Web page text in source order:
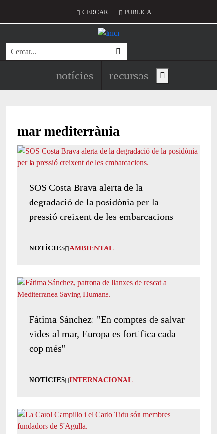
Menú del compte d'usuari
CERCAR PUBLICA
Cerca
Navegació principal de
notícies recursos Show main menu
mar mediterrània
SOS Costa Brava alerta de la
degradació de la posidònia per la
pressió creixent de les embarcacions
NOTÍCIES AMBIENTAL
Fátima Sánchez: "En comptes de salvar
vides al mar, Europa es fortifica cada
cop més"
NOTÍCIES INTERNACIONAL